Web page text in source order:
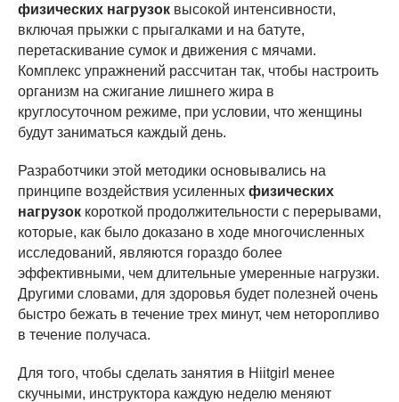
физических нагрузок высокой интенсивности,
включая прыжки с прыгалками и на батуте,
перетаскивание сумок и движения с мячами.
Комплекс упражнений рассчитан так, чтобы настроить
организм на сжигание лишнего жира в
круглосуточном режиме, при условии, что женщины
будут заниматься каждый день.
Разработчики этой методики основывались на
принципе воздействия усиленных физических
нагрузок короткой продолжительности с перерывами,
которые, как было доказано в ходе многочисленных
исследований, являются гораздо более
эффективными, чем длительные умеренные нагрузки.
Другими словами, для здоровья будет полезней очень
быстро бежать в течение трех минут, чем неторопливо
в течение получаса.
Для того, чтобы сделать занятия в Hiitgirl менее
скучными, инструктора каждую неделю меняют